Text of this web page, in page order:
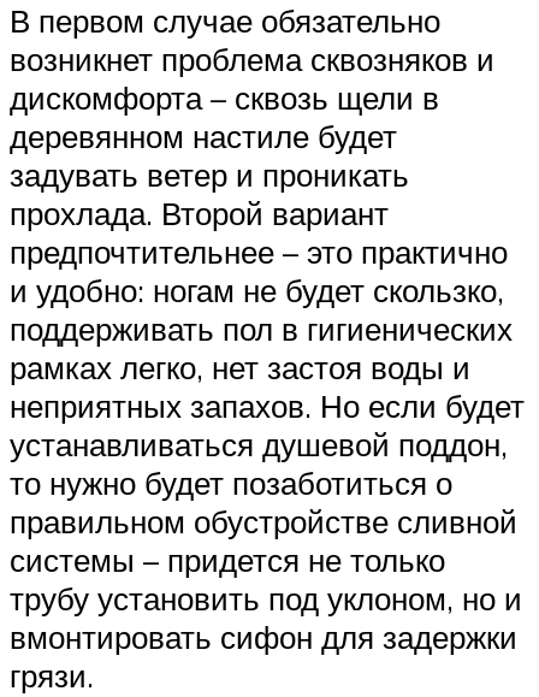
В первом случае обязательно
возникнет проблема сквозняков и
дискомфорта – сквозь щели в
деревянном настиле будет
задувать ветер и проникать
прохлада. Второй вариант
предпочтительнее – это практично
и удобно: ногам не будет скользко,
поддерживать пол в гигиенических
рамках легко, нет застоя воды и
неприятных запахов. Но если будет
устанавливаться душевой поддон,
то нужно будет позаботиться о
правильном обустройстве сливной
системы – придется не только
трубу установить под уклоном, но и
вмонтировать сифон для задержки
грязи.